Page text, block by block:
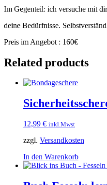
Im Gegenteil: ich versuche mit
deine Bedürfnisse.
Preis im Angebot : 160€
Related products
12,99 € inkl.Mwst
zzgl. Versandkosten
In den Warenkorb